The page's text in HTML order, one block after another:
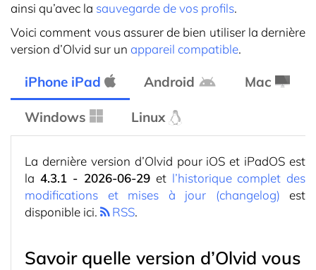
ainsi qu’avec la sauvegarde de vos profils.
Voici comment vous assurer de bien utiliser la dernière
version d’Olvid sur un appareil compatible.
iPhone iPad Android Mac
Windows Linux
La dernière version d’Olvid pour iOS et iPadOS est
la 4.3.1 - 2026-06-29 et l’historique complet des
modifications et mises à jour (changelog) est
disponible ici.
RSS.
Savoir quelle version d’Olvid vous